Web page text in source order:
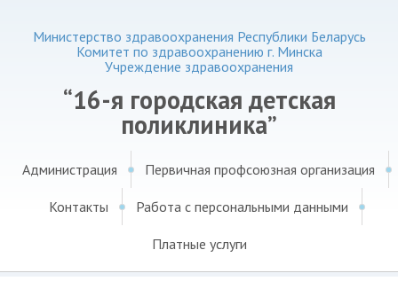
Министерство здравоохранения Республики Беларусь
Комитет по здравоохранению г. Минска
Учреждение здравоохранения
“16-я городская детская
поликлиника”
Администрация Первичная профсоюзная организация
Контакты Работа с персональными данными
Платные услуги